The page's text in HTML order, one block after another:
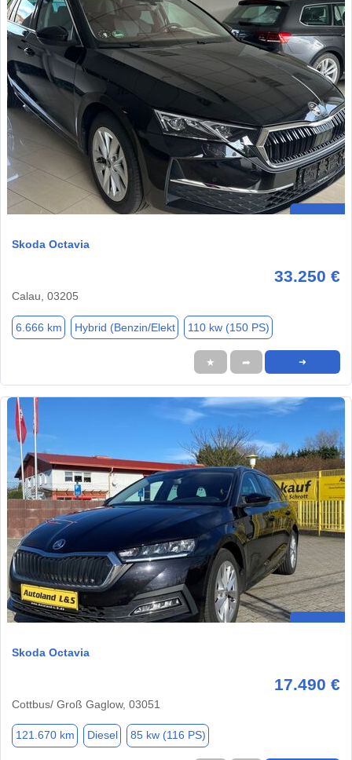
Skoda Octavia
33.250 €
Calau, 03205
6.666 km Hybrid (Benzin/Elekt 110 kw (150 PS)
★ ➦ ➜
Skoda Octavia
17.490 €
Cottbus/ Groß Gaglow, 03051
121.670 km Diesel 85 kw (116 PS)